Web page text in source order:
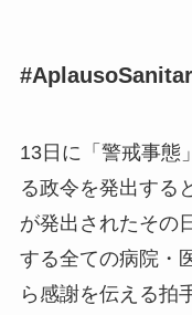
13日に「警戒事態
る政令を発出する
が発出されたその
する全ての病院・
ら感謝を伝える拍